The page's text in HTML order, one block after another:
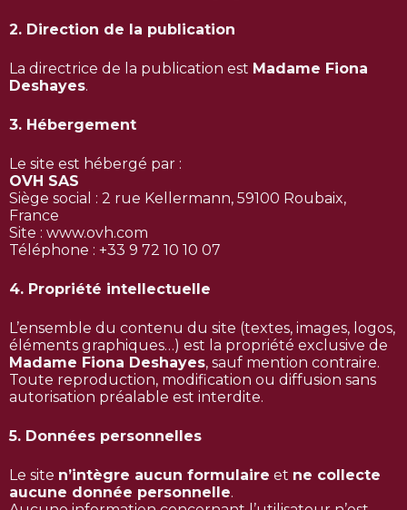
2. Direction de la publication
La directrice de la publication est Madame Fiona
Deshayes.
3. Hébergement
Le site est hébergé par :
OVH SAS
Siège social : 2 rue Kellermann, 59100 Roubaix,
France
Site : www.ovh.com
Téléphone : +33 9 72 10 10 07
4. Propriété intellectuelle
L’ensemble du contenu du site (textes, images, logos,
éléments graphiques…) est la propriété exclusive de
Madame Fiona Deshayes, sauf mention contraire.
Toute reproduction, modification ou diffusion sans
autorisation préalable est interdite.
5. Données personnelles
Le site n’intègre aucun formulaire et ne collecte
aucune donnée personnelle.